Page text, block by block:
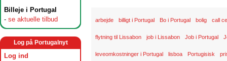
Billeje i Portugal
- se aktuelle tilbud
Log på Portugalnyt
Log ind
arbejde billigt i Portugal Bo i Portugal bolig call
flytning til Lissabon job i Lissabon Job i Portugal
leveomkostninger i Portugal lisboa Portugisisk